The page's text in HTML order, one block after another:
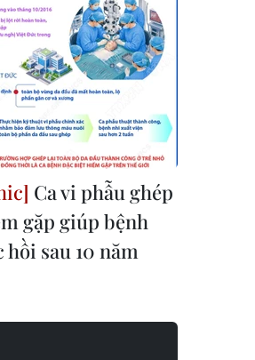
Ca vi phẫu ghép
gặp giúp bệnh
sau 10 năm